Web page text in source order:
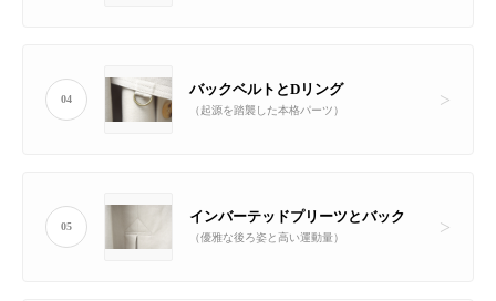
04
バックベルトとDリング
（起源を踏襲した本格パーツ）
05
インバーテッドプリーツとバック
（優雅な後ろ姿と高い運動量）